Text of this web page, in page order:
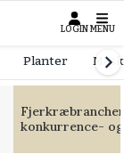
LOGIN MENU
Planter
konkurrence-